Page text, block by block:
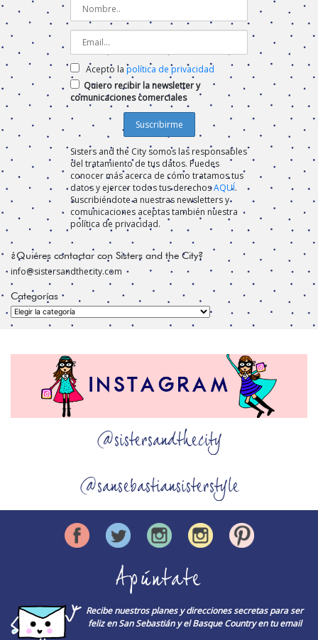
Acepto la política de privacidad
Quiero recibir la newsletter y
comunicaciones comerciales
Sisters and the City somos las responsables
del tratamiento de tus datos. Puedes
conocer más acerca de cómo tratamos tus
datos y ejercer todos tus derechosAQUÍ.
Suscribiéndote a nuestras newsletters y
comunicaciones aceptas también nuestra
política de privacidad.
¿Quiéres contactar con Sisters and the City?
info@sistersandthecity.com
Categorías
Categorías
@sistersandthecity
@sansebastiansisterstyle
Apúntate
Recibe nuestros planes y direcciones secretas para ser
feliz en San Sebastián y el Basque Country en tu email